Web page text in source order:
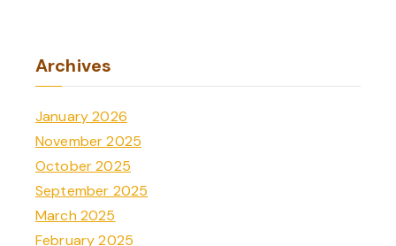
Archives
January 2026
November 2025
October 2025
September 2025
March 2025
February 2025